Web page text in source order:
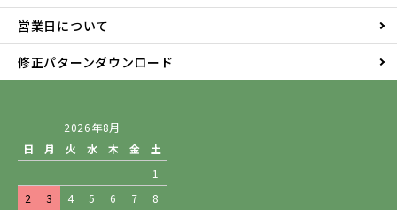
営業日について
修正パターンダウンロード
2026年8月
日
月 火 水 木 金
土
1
2
3 4 5 6 7 8